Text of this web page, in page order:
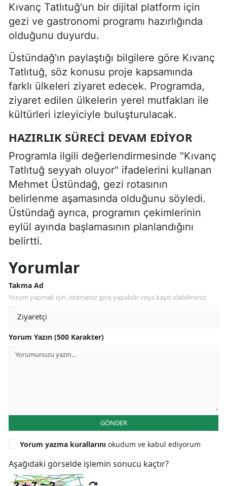
Kıvanç Tatlıtuğ'un bir dijital platform için
gezi ve gastronomi programı hazırlığında
olduğunu duyurdu.
Üstündağ'ın paylaştığı bilgilere göre Kıvanç
Tatlıtuğ, söz konusu proje kapsamında
farklı ülkeleri ziyaret edecek. Programda,
ziyaret edilen ülkelerin yerel mutfakları ile
kültürleri izleyiciyle buluşturulacak.
HAZIRLIK SÜRECI DEVAM EDIYOR
Programla ilgili değerlendirmesinde "Kıvanç
Tatlıtuğ seyyah oluyor" ifadelerini kullanan
Mehmet Üstündağ, gezi rotasının
belirlenme aşamasında olduğunu söyledi.
Üstündağ ayrıca, programın çekimlerinin
eylül ayında başlamasının planlandığını
belirtti.
Yorumlar
Takma Ad
Yorum yapmak için, isterseniz giriş yapabilir veya kayıt olabilirsiniz.
Yorum Yazın (500 Karakter)
GÖNDER
Yorum yazma kurallarını okudum ve kabul ediyorum
Aşağıdaki görselde işlemin sonucu kaçtır?